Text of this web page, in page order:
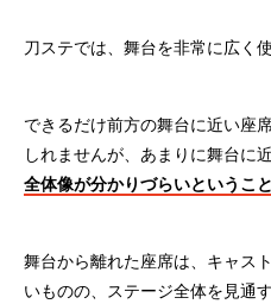
刀ステでは、舞台を非常に広く使
できるだけ前方の舞台に近い座
しれませんが、あまりに舞台に近
全体像が分かりづらいというこ
舞台から離れた座席は、キャス
いものの、ステージ全体を見通